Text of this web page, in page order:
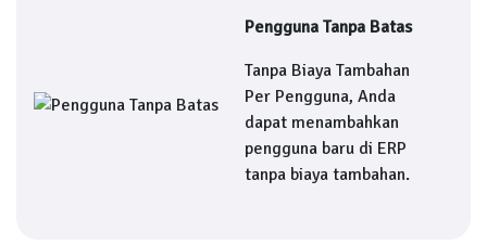
Pengguna Tanpa Batas
Tanpa Biaya Tambahan
Per Pengguna, Anda
dapat menambahkan
pengguna baru di ERP
tanpa biaya tambahan.